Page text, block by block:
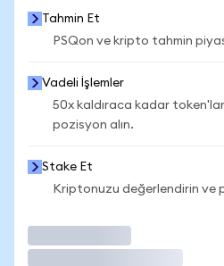
Tahmin Et
PSQon ve kripto tahmin
Vadeli İşlemler
50x kaldıraca kadar
pozisyon alın.
Stake Et
Kriptonuzu değerlendirin ve